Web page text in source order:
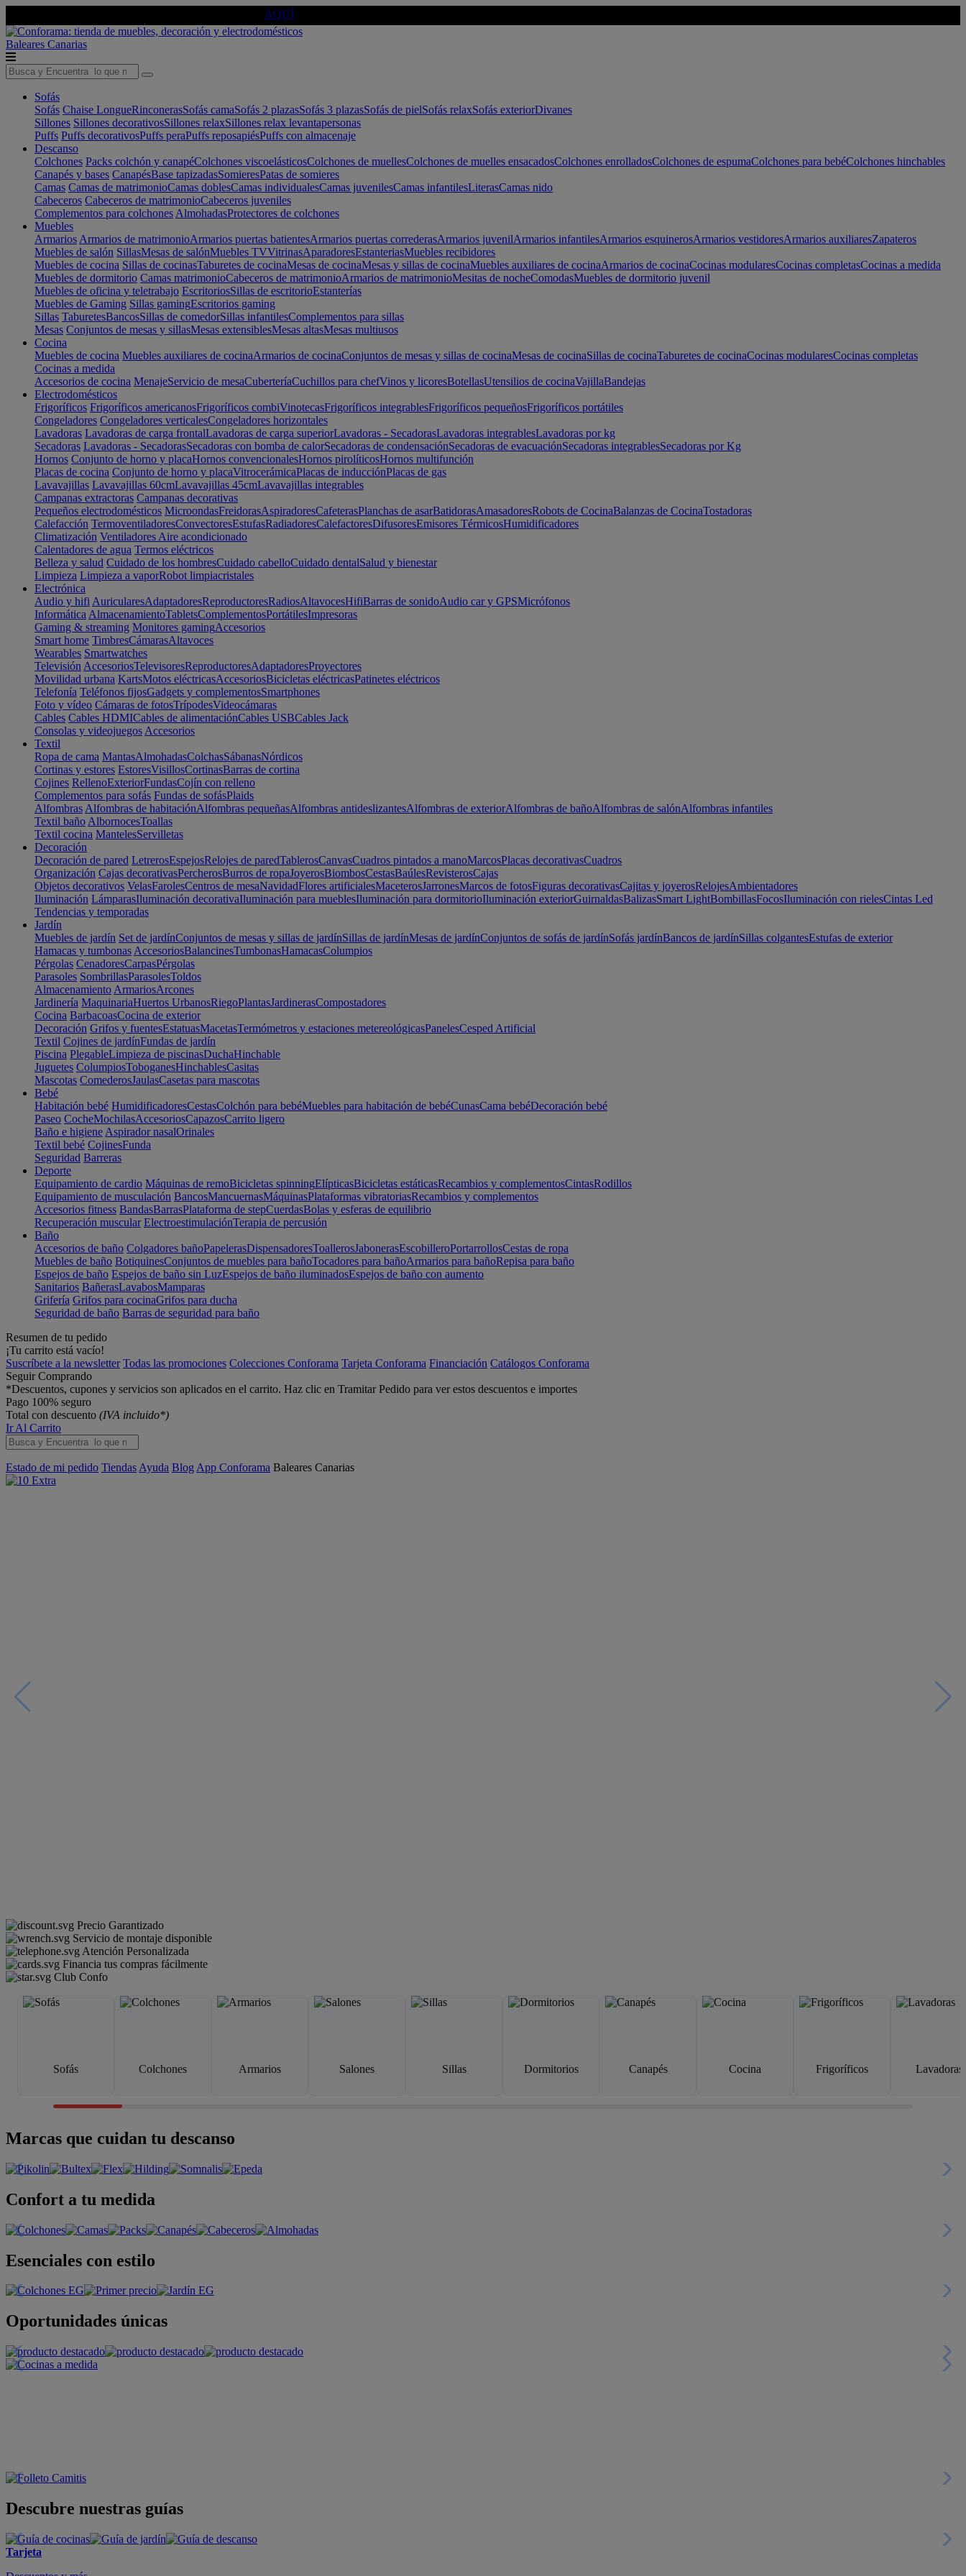
AQUÍ
Baleares Canarias
Sofás
Sofás Chaise LongueRinconerasSofás camaSofás 2 plazasSofás 3 plazasSofás de pielSofás relaxSofás exteriorDivanes
Sillones Sillones decorativosSillones relaxSillones relax levantapersonas
Puffs Puffs decorativosPuffs peraPuffs reposapiésPuffs con almacenaje
Descanso
Colchones Packs colchón y canapéColchones viscoelásticosColchones de muellesColchones de muelles ensacadosColchones enrolladosColchones de espumaColchones para bebéColchones hinchables
Canapés y bases CanapésBase tapizadasSomieresPatas de somieres
Camas Camas de matrimonioCamas doblesCamas individualesCamas juvenilesCamas infantilesLiterasCamas nido
Cabeceros Cabeceros de matrimonioCabeceros juveniles
Complementos para colchones AlmohadasProtectores de colchones
Muebles
Armarios Armarios de matrimonioArmarios puertas batientesArmarios puertas correderasArmarios juvenilArmarios infantilesArmarios esquinerosArmarios vestidoresArmarios auxiliaresZapateros
Muebles de salón SillasMesas de salónMuebles TVVitrinasAparadoresEstanteriasMuebles recibidores
Muebles de cocina Sillas de cocinasTaburetes de cocinaMesas de cocinaMesas y sillas de cocinaMuebles auxiliares de cocinaArmarios de cocinaCocinas modularesCocinas completasCocinas a medida
Muebles de dormitorio Camas matrimonioCabeceros de matrimonioArmarios de matrimonioMesitas de nocheComodasMuebles de dormitorio juvenil
Muebles de oficina y teletrabajo EscritoriosSillas de escritorioEstanterías
Muebles de Gaming Sillas gamingEscritorios gaming
Sillas TaburetesBancosSillas de comedorSillas infantilesComplementos para sillas
Mesas Conjuntos de mesas y sillasMesas extensiblesMesas altasMesas multiusos
Cocina
Muebles de cocina Muebles auxiliares de cocinaArmarios de cocinaConjuntos de mesas y sillas de cocinaMesas de cocinaSillas de cocinaTaburetes de cocinaCocinas modularesCocinas completas
Cocinas a medida
Accesorios de cocina MenajeServicio de mesaCuberteríaCuchillos para chefVinos y licoresBotellasUtensilios de cocinaVajillaBandejas
Electrodomésticos
Frigoríficos Frigoríficos americanosFrigoríficos combiVinotecasFrigoríficos integrablesFrigoríficos pequeñosFrigoríficos portátiles
Congeladores Congeladores verticalesCongeladores horizontales
Lavadoras Lavadoras de carga frontalLavadoras de carga superiorLavadoras - SecadorasLavadoras integrablesLavadoras por kg
Secadoras Lavadoras - SecadorasSecadoras con bomba de calorSecadoras de condensaciónSecadoras de evacuaciónSecadoras integrablesSecadoras por Kg
Hornos Conjunto de horno y placaHornos convencionalesHornos pirolíticosHornos multifunción
Placas de cocina Conjunto de horno y placaVitrocerámicaPlacas de inducciónPlacas de gas
Lavavajillas Lavavajillas 60cmLavavajillas 45cmLavavajillas integrables
Campanas extractoras Campanas decorativas
Pequeños electrodomésticos MicroondasFreidorasAspiradoresCafeterasPlanchas de asarBatidorasAmasadoresRobots de CocinaBalanzas de CocinaTostadoras
Calefacción TermoventiladoresConvectoresEstufasRadiadoresCalefactoresDifusoresEmisores TérmicosHumidificadores
Climatización Ventiladores Aire acondicionado
Calentadores de agua Termos eléctricos
Belleza y salud Cuidado de los hombresCuidado cabelloCuidado dentalSalud y bienestar
Limpieza Limpieza a vaporRobot limpiacristales
Electrónica
Audio y hifi AuricularesAdaptadoresReproductoresRadiosAltavocesHifiBarras de sonidoAudio car y GPSMicrófonos
Informática AlmacenamientoTabletsComplementosPortátilesImpresoras
Gaming & streaming Monitores gamingAccesorios
Smart home TimbresCámarasAltavoces
Wearables Smartwatches
Televisión AccesoriosTelevisoresReproductoresAdaptadoresProyectores
Movilidad urbana KartsMotos eléctricasAccesoriosBicicletas eléctricasPatinetes eléctricos
Telefonía Teléfonos fijosGadgets y complementosSmartphones
Foto y vídeo Cámaras de fotosTrípodesVideocámaras
Cables Cables HDMICables de alimentaciónCables USBCables Jack
Consolas y videojuegos Accesorios
Textil
Ropa de cama MantasAlmohadasColchasSábanasNórdicos
Cortinas y estores EstoresVisillosCortinasBarras de cortina
Cojines RellenoExteriorFundasCojín con relleno
Complementos para sofás Fundas de sofásPlaids
Alfombras Alfombras de habitaciónAlfombras pequeñasAlfombras antideslizantesAlfombras de exteriorAlfombras de bañoAlfombras de salónAlfombras infantiles
Textil baño AlbornocesToallas
Textil cocina MantelesServilletas
Decoración
Decoración de pared LetrerosEspejosRelojes de paredTablerosCanvasCuadros pintados a manoMarcosPlacas decorativasCuadros
Organización Cajas decorativasPercherosBurros de ropaJoyerosBiombosCestasBaúlesRevisterosCajas
Objetos decorativos VelasFarolesCentros de mesaNavidadFlores artificialesMaceterosJarronesMarcos de fotosFiguras decorativasCajitas y joyerosRelojesAmbientadores
Iluminación LámparasIluminación decorativaIluminación para mueblesIluminación para dormitorioIluminación exteriorGuirnaldasBalizasSmart LightBombillasFocosIluminación con rielesCintas Led
Tendencias y temporadas
Jardín
Muebles de jardín Set de jardínConjuntos de mesas y sillas de jardínSillas de jardínMesas de jardínConjuntos de sofás de jardínSofás jardínBancos de jardínSillas colgantesEstufas de exterior
Hamacas y tumbonas AccesoriosBalancinesTumbonasHamacasColumpios
Pérgolas CenadoresCarpasPérgolas
Parasoles SombrillasParasolesToldos
Almacenamiento ArmariosArcones
Jardinería MaquinariaHuertos UrbanosRiegoPlantasJardinerasCompostadores
Cocina BarbacoasCocina de exterior
Decoración Grifos y fuentesEstatuasMacetasTermómetros y estaciones metereológicasPanelesCesped Artificial
Textil Cojines de jardínFundas de jardín
Piscina PlegableLimpieza de piscinasDuchaHinchable
Juguetes ColumpiosToboganesHinchablesCasitas
Mascotas ComederosJaulasCasetas para mascotas
Bebé
Habitación bebé HumidificadoresCestasColchón para bebéMuebles para habitación de bebéCunasCama bebéDecoración bebé
Paseo CocheMochilasAccesoriosCapazosCarrito ligero
Baño e higiene Aspirador nasalOrinales
Textil bebé CojinesFunda
Seguridad Barreras
Deporte
Equipamiento de cardio Máquinas de remoBicicletas spinningElípticasBicicletas estáticasRecambios y complementosCintasRodillos
Equipamiento de musculación BancosMancuernasMáquinasPlataformas vibratoriasRecambios y complementos
Accesorios fitness BandasBarrasPlataforma de stepCuerdasBolas y esferas de equilibrio
Recuperación muscular ElectroestimulaciónTerapia de percusión
Baño
Accesorios de baño Colgadores bañoPapelerasDispensadoresToallerosJabonerasEscobilleroPortarrollosCestas de ropa
Muebles de baño BotiquinesConjuntos de muebles para bañoTocadores para bañoArmarios para bañoRepisa para baño
Espejos de baño Espejos de baño sin LuzEspejos de baño iluminadosEspejos de baño con aumento
Sanitarios BañerasLavabosMamparas
Grifería Grifos para cocinaGrifos para ducha
Seguridad de baño Barras de seguridad para baño
Resumen de tu pedido
¡Tu carrito está vacío!
Suscríbete a la newsletter Todas las promociones Colecciones Conforama Tarjeta Conforama Financiación Catálogos Conforama
Seguir Comprando
*Descuentos, cupones y servicios son aplicados en el carrito. Haz clic en Tramitar Pedido para ver estos descuentos e importes
Pago 100% seguro
Total con descuento (IVA incluido*)
Ir Al Carrito
Estado de mi pedido Tiendas Ayuda Blog App Conforama Baleares Canarias
Precio Garantizado
Servicio de montaje disponible
Atención Personalizada
Financia tus compras fácilmente
Club Confo
Sofás Colchones Armarios Salones Sillas Dormitorios Canapés Cocina Frigoríficos Lavadoras
Marcas que cuidan tu descanso
Confort a tu medida
Esenciales con estilo
Oportunidades únicas
Descubre nuestras guías
Tarjeta